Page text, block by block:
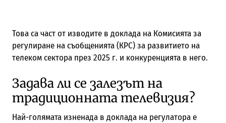
Това са част от изводите в доклада на Комисията за
регулиране на съобщенията (КРС) за развитието на
телеком сектора през 2025 г. и конкуренцията в него.
Задава ли се залезът на
традиционната телевизия?
Най-голямата изненада в доклада на регулатора е